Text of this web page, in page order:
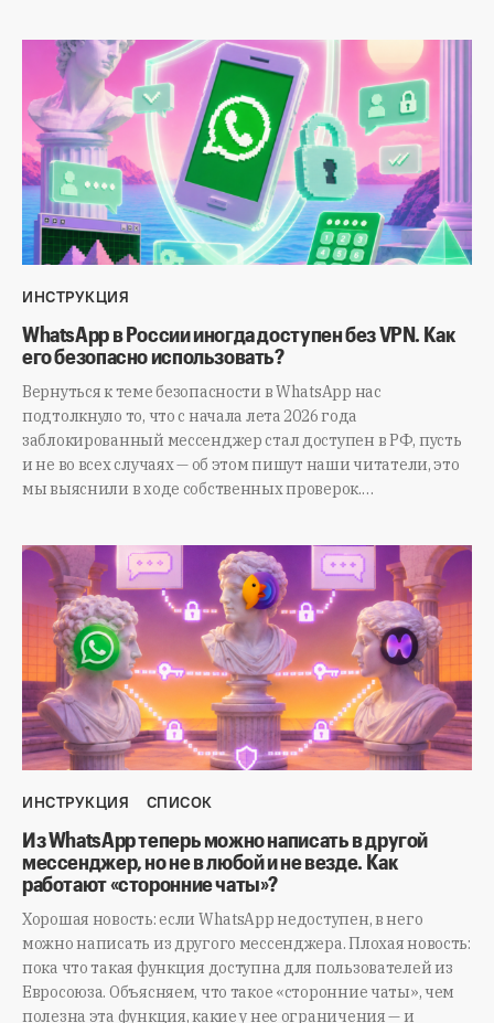
ИНСТРУКЦИЯ
WhatsApp в России иногда доступен без VPN. Как
его безопасно использовать?
Вернуться к теме безопасности в WhatsApp нас
подтолкнуло то, что с начала лета 2026 года
заблокированный мессенджер стал доступен в РФ, пусть
и не во всех случаях — об этом пишут наши читатели, это
мы выяснили в ходе собственных проверок.…
ИНСТРУКЦИЯ СПИСОК
Из WhatsApp теперь можно написать в другой
мессенджер, но не в любой и не везде. Как
работают «сторонние чаты»?
Хорошая новость: если WhatsApp недоступен, в него
можно написать из другого мессенджера. Плохая новость:
пока что такая функция доступна для пользователей из
Евросоюза. Объясняем, что такое «сторонние чаты», чем
полезна эта функция, какие у нее ограничения — и